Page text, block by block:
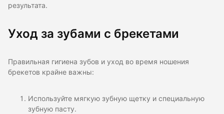
результата.
Уход за зубами с брекетами
Правильная гигиена зубов и уход во время ношения
брекетов крайне важны:
Используйте мягкую зубную щетку и специальную
зубную пасту.